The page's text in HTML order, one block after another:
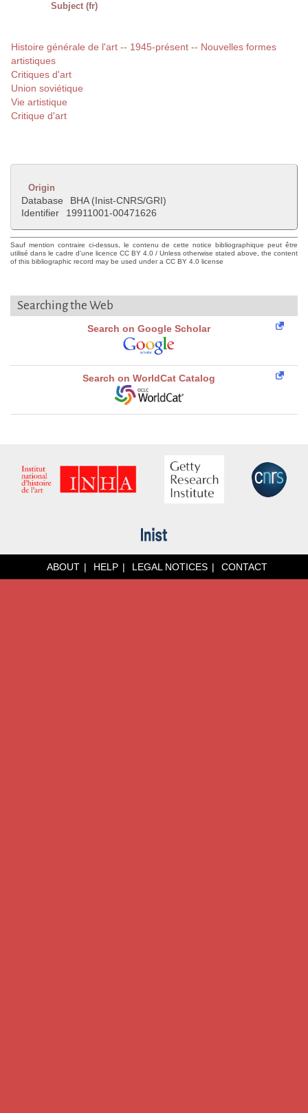
Subject (fr)
Histoire générale de l'art -- 1945-présent -- Nouvelles formes
artistiques
Critiques d'art
Union soviétique
Vie artistique
Critique d'art
Origin
Database
BHA (Inist-CNRS/GRI)
Identifier
19911001-00471626
Sauf mention contraire ci-dessus, le contenu de cette notice bibliographique peut être
utilisé dans le cadre d'une licence CC BY 4.0 / Unless otherwise stated above, the content
of this bibliographic record may be used under a CC BY 4.0 license
Searching the Web
Search on Google Scholar
Search on WorldCat Catalog
ABOUT HELP LEGAL NOTICES CONTACT